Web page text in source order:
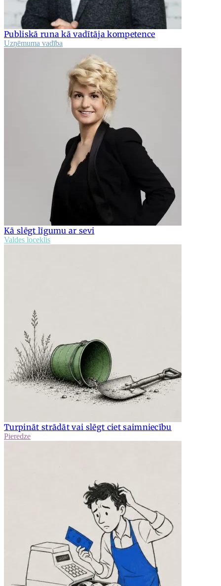
Publiskā runa kā vadītāja kompetence
Uzņēmuma vadība
Kā slēgt līgumu ar sevi
Valdes loceklis
Turpināt strādāt vai slēgt ciet saimniecību
Pieredze